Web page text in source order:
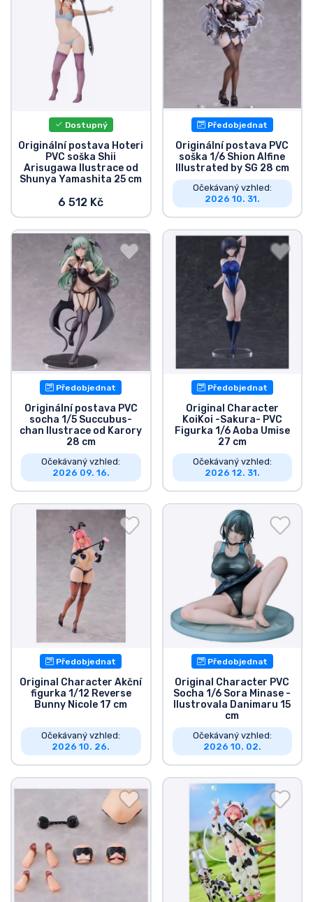
Dostupný
Originální postava Hoteri
PVC soška Shii
Arisugawa Ilustrace od
Shunya Yamashita 25 cm
6 512 Kč
Předobjednat
Originální postava PVC
soška 1/6 Shion Alfine
Illustrated by SG 28 cm
Očekávaný vzhled:
2026 10. 31.
Předobjednat
Originální postava PVC
socha 1/5 Succubus-
chan Ilustrace od Karory
28 cm
Očekávaný vzhled:
2026 09. 16.
Předobjednat
Original Character
KoiKoi -Sakura- PVC
Figurka 1/6 Aoba Umise
27 cm
Očekávaný vzhled:
2026 12. 31.
Předobjednat
Original Character Akční
figurka 1/12 Reverse
Bunny Nicole 17 cm
Očekávaný vzhled:
2026 10. 26.
Předobjednat
Original Character PVC
Socha 1/6 Sora Minase -
Ilustrovala Danimaru 15
cm
Očekávaný vzhled:
2026 10. 02.